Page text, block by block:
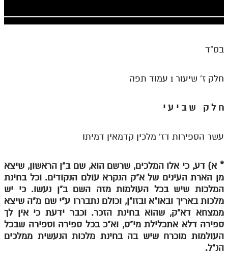
חלק יד
בית שער הכוונות
הזמן סט תע"ס
הזמן סט תלמוד עשר הספירות
ספרים להורדה
מנוע חיפוש בספרים
בס"ד
חלק ז' שיעור 1 עמוד תפה
ח ל ק ש ב י ע י
עשר הספירות דז' מלכין קדמאין דמיתו
* א) דע, כי אלו המלכים, שרשם הוא, שם ב"ן הראשון, שיצא
מן הארת העינים של א"ק הנקרא עולם הנקודים. וכל בחינת
המלכות שיש בכל העולמות מזה השם ב"ן נעשו. כי יש
מלכות באריך ובאו"א ובזו"ן, וכולם נתבררו ע"י שם מ"ה שיצא
ממצחא דא"ק, שהוא בחינת הזכר. וכבר ידעת כי אין לך
ספירה דלא אתכלילת מי"ס, וא"כ בכל ספירה וספירה שבכל
העולמות מוכרח שיש בה בחינת מלכות הנעשית ממלכים
הנ"ל.